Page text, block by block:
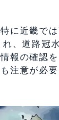
に近畿で
、道路冠
報の確認
注意が必要